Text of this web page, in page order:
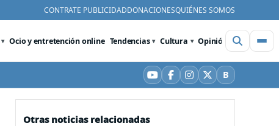
CONTRATE PUBLICIDADDONACIONESQUIÉNES SOMOS
Ocio y entretención online Tendencias Cultura Opinión Videos
YouTube
Facebook
Instagram
X BBluesky
Otras noticias relacionadas